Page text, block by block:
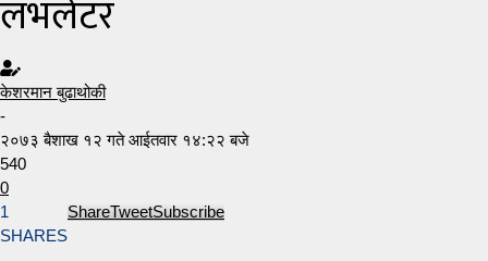
लभलेटर
केशरमान बुढाथोकी
-
२०७३ बैशाख १२ गते आईतवार १४:२२ बजे
540
0
1
SHARES
ShareTweetSubscribe